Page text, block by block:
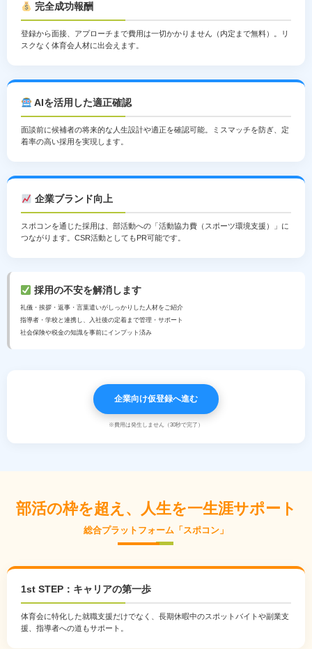
完全成功報酬
登録から面接、アプローチまで費用は一切かかりません（内定まで無料）。リ
スクなく体育会人材に出会えます。
AIを活用した適正確認
面談前に候補者の将来的な人生設計や適正を確認可能。ミスマッチを防ぎ、定
着率の高い採用を実現します。
企業ブランド向上
スポコンを通じた採用は、部活動への「活動協力費（スポーツ環境支援）」に
つながります。CSR活動としてもPR可能です。
採用の不安を解消します
礼儀・挨拶・返事・言葉遣いがしっかりした人材をご紹介
指導者・学校と連携し、入社後の定着まで管理・サポート
社会保険や税金の知識を事前にインプット済み
企業向け仮登録へ進む
※費用は発生しません（30秒で完了）
部活の枠を超え、人生を一生涯サポート
総合プラットフォーム「スポコン」
1st STEP：キャリアの第一歩
体育会に特化した就職支援だけでなく、長期休暇中のスポットバイトや副業支
援、指導者への道もサポート。